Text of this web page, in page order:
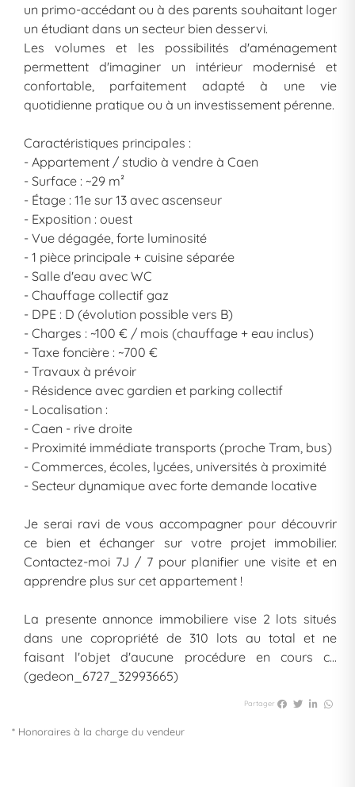
un primo-accédant ou à des parents souhaitant loger
un étudiant dans un secteur bien desservi.
Les volumes et les possibilités d'aménagement
permettent d'imaginer un intérieur modernisé et
confortable, parfaitement adapté à une vie
quotidienne pratique ou à un investissement pérenne.
Caractéristiques principales :
- Appartement / studio à vendre à Caen
- Surface : ~29 m²
- Étage : 11e sur 13 avec ascenseur
- Exposition : ouest
- Vue dégagée, forte luminosité
- 1 pièce principale + cuisine séparée
- Salle d'eau avec WC
- Chauffage collectif gaz
- DPE : D (évolution possible vers B)
- Charges : ~100 € / mois (chauffage + eau inclus)
- Taxe foncière : ~700 €
- Travaux à prévoir
- Résidence avec gardien et parking collectif
- Localisation :
- Caen - rive droite
- Proximité immédiate transports (proche Tram, bus)
- Commerces, écoles, lycées, universités à proximité
- Secteur dynamique avec forte demande locative
Je serai ravi de vous accompagner pour découvrir
ce bien et échanger sur votre projet immobilier.
Contactez-moi 7J / 7 pour planifier une visite et en
apprendre plus sur cet appartement !
La presente annonce immobiliere vise 2 lots situés
dans une copropriété de 310 lots au total et ne
faisant l'objet d'aucune procédure en cours c...
(gedeon_6727_32993665)
Partager
* Honoraires à la charge du vendeur